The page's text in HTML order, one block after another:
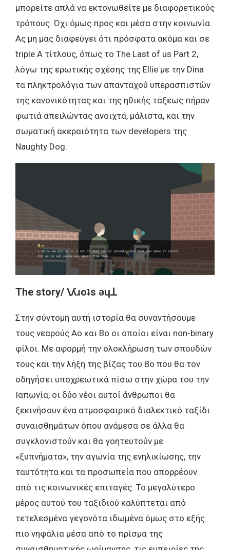
μπορείτε απλά να εκτονωθείτε με διαφορετικούς
τρόπους. Όχι όμως προς και μέσα στην κοινωνία.
Ας μη μας διαφεύγει ότι πρόσφατα ακόμα και σε
triple A τίτλους, όπως το The Last of us Part 2,
λόγω της ερωτικής σχέσης της Ellie με την Dina
τα πληκτρολόγια των απανταχού υπερασπιστών
της κανονικότητας και της ηθικής τάξεως πήραν
φωτιά απειλώντας ανοιχτά, μάλιστα, και την
σωματική ακεραιότητα των developers της
Naughty Dog.
The story/ \ʎɹoʇs ǝɥꓕ
Στην σύντομη αυτή ιστορία θα συναντήσουμε
τους νεαρούς Ao και Bo οι οποίοι είναι non-binary
φίλοι. Με αφορμή την ολοκλήρωση των σπουδών
τους και την λήξη της βίζας του Bo που θα τον
οδηγήσει υποχρεωτικά πίσω στην χώρα του την
Ιαπωνία, οι δύο νέοι αυτοί άνθρωποι θα
ξεκινήσουν ένα ατμοσφαιρικό διαλεκτικό ταξίδι
συναισθημάτων όπου ανάμεσα σε άλλα θα
συγκλονιστούν και θα γοητευτούν με
«ξυπνήματα», την αγωνία της ενηλικίωσης, την
ταυτότητα και τα προσωπεία που απορρέουν
από τις κοινωνικές επιταγές. Το μεγαλύτερο
μέρος αυτού του ταξιδιού καλύπτεται από
τετελεσμένα γεγονότα ιδωμένα όμως στο εξής
πιο νηφάλια μέσα από το πρίσμα της